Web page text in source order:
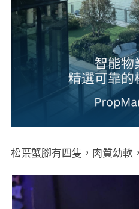
松葉蟹腳有四隻，肉質幼軟